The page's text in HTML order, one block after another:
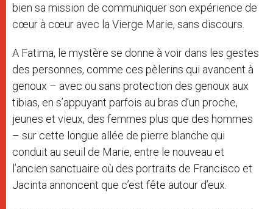
bien sa mission de communiquer son expérience de
cœur à cœur avec la Vierge Marie, sans discours.
A Fatima, le mystère se donne à voir dans les gestes
des personnes, comme ces pèlerins qui avancent à
genoux – avec ou sans protection des genoux aux
tibias, en s’appuyant parfois au bras d’un proche,
jeunes et vieux, des femmes plus que des hommes
– sur cette longue allée de pierre blanche qui
conduit au seuil de Marie, entre le nouveau et
l’ancien sanctuaire où des portraits de Francisco et
Jacinta annoncent que c’est fête autour d’eux.